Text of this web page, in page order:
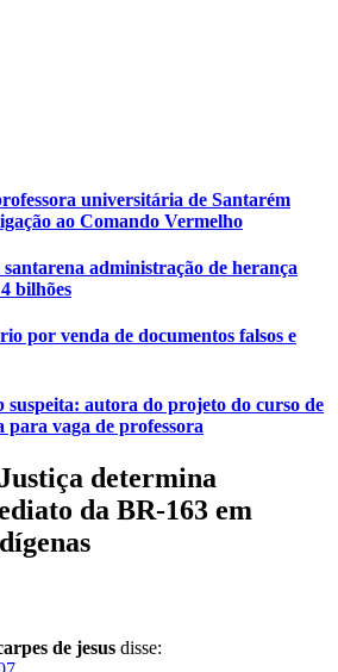
universitária de Santarém
ao Comando Vermelho
santarena administração de herança
bilhões
por venda de documentos falsos e
suspeita: autora do projeto do curso de
para vaga de professora
determina
da BR-163 em
de jesus disse: